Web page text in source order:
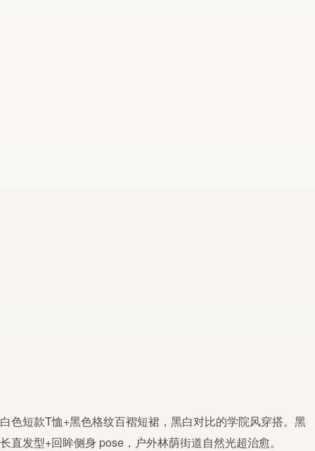
白色短款T恤+黑色格纹百褶短裙 ， 黑白对比的学院风穿搭。黑
长直发型+回眸侧身 pose，户外林荫街道自然光超治愈。